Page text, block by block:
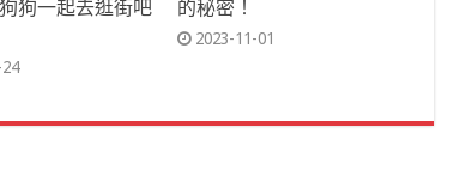
狗一起去逛街吧
的秘密！
2023-11-01